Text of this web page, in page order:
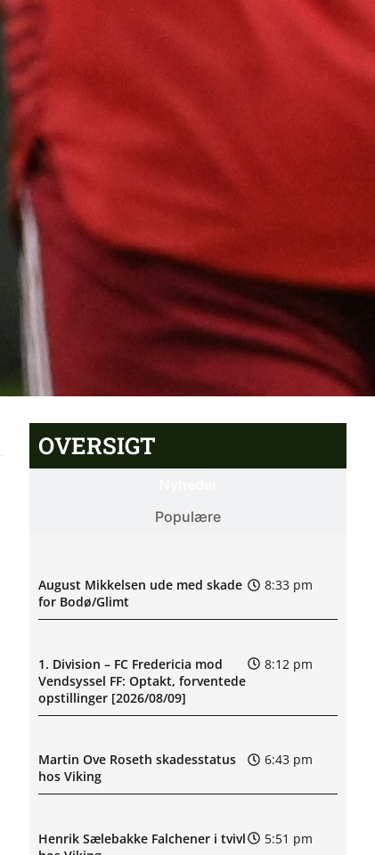
OVERSIGT
Populære
August Mikkelsen ude med skade
for Bodø/Glimt
8:33 pm
1. Division – FC Fredericia mod
Vendsyssel FF: Optakt, forventede
opstillinger [2026/08/09]
8:12 pm
Martin Ove Roseth skadesstatus
hos Viking
6:43 pm
Henrik Sælebakke Falchener i tvivl
5:51 pm